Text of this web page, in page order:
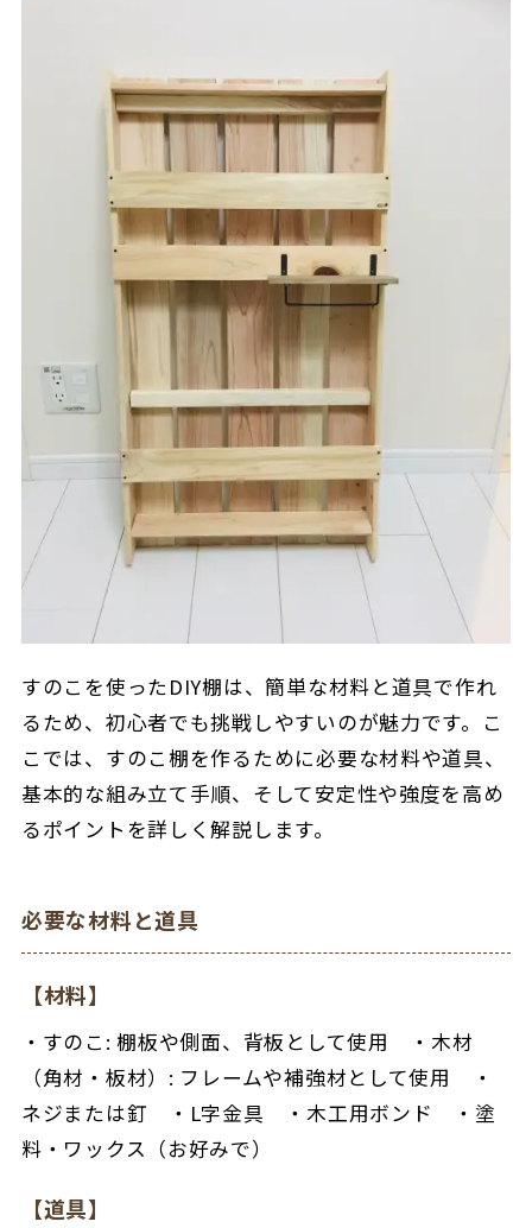
すのこを使ったDIY棚は、簡単な材料と道具で作れ
るため、初心者でも挑戦しやすいのが魅力です。こ
こでは、すのこ棚を作るために必要な材料や道具、
基本的な組み立て手順、そして安定性や強度を高め
るポイントを詳しく解説します。
必要な材料と道具
【材料】
・すのこ: 棚板や側面、背板として使用 ・木材
（角材・板材）: フレームや補強材として使用 ・
ネジまたは釘 ・L字金具 ・木工用ボンド ・塗
料・ワックス（お好みで）
【道具】